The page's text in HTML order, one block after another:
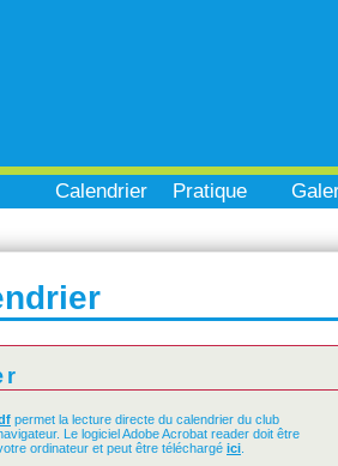
Calendrier Pratique
permet la lecture directe du calendrier du club
Le logiciel Adobe Acrobat reader doit être
ordinateur et peut être téléchargé ici